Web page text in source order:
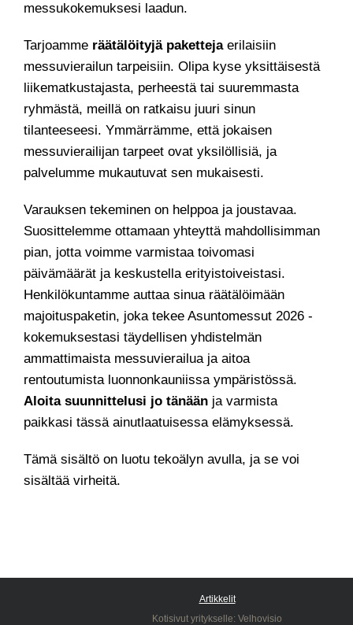
messukokemuksesi laadun.
Tarjoamme räätälöityjä pakettejaerilaisiin
messuvierailun tarpeisiin. Olipa kyse yksittäisestä
liikematkustajasta, perheestä tai suuremmasta
ryhmästä, meillä on ratkaisu juuri sinun
tilanteeseesi. Ymmärrämme, että jokaisen
messuvierailijan tarpeet ovat yksilöllisiä, ja
palvelumme mukautuvat sen mukaisesti.
Varauksen tekeminen on helppoa ja joustavaa.
Suosittelemme ottamaan yhteyttä mahdollisimman
pian, jotta voimme varmistaa toivomasi
päivämäärät ja keskustella erityistoiveistasi.
Henkilökuntamme auttaa sinua räätälöimään
majoituspaketin, joka tekee Asuntomessut 2026 -
kokemuksestasi täydellisen yhdistelmän
ammattimaista messuvierailua ja aitoa
rentoutumista luonnonkauniissa ympäristössä.
Aloita suunnittelusi jo tänään ja varmista
paikkasi tässä ainutlaatuisessa elämyksessä.
Tämä sisältö on luotu tekoälyn avulla, ja se voi
sisältää virheitä.
Artikkelit
Kotisivut yritykselle: Velhovisio